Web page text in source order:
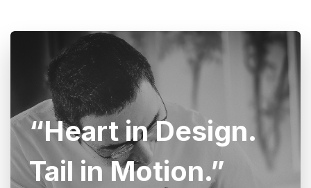
“Heart in Design.
Tail in Motion.”